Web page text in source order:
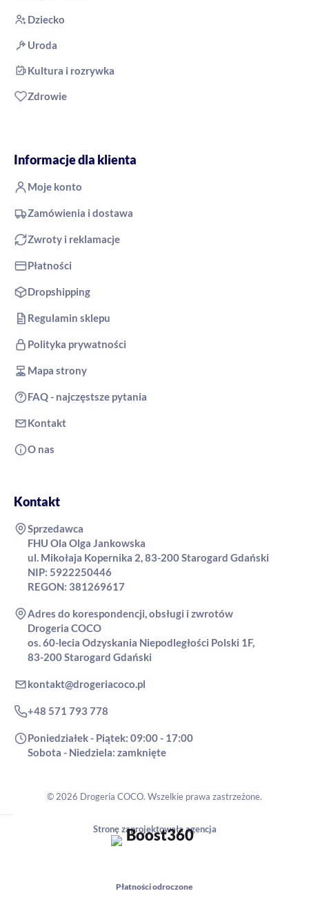
Dziecko
Uroda
Kultura i rozrywka
Zdrowie
Informacje dla klienta
Moje konto
Zamówienia i dostawa
Zwroty i reklamacje
Płatności
Dropshipping
Regulamin sklepu
Polityka prywatności
Mapa strony
FAQ - najczęstsze pytania
Kontakt
O nas
Kontakt
Sprzedawca
FHU Ola Olga Jankowska
ul. Mikołaja Kopernika 2, 83-200 Starogard Gdański
NIP: 5922250446
REGON: 381269617
Adres do korespondencji, obsługi i zwrotów
Drogeria COCO
os. 60-lecia Odzyskania Niepodległości Polski 1F,
83-200 Starogard Gdański
kontakt@drogeriacoco.pl
+48 571 793 778
Poniedziałek - Piątek: 09:00 - 17:00
Sobota - Niedziela: zamknięte
© 2026 Drogeria COCO. Wszelkie prawa zastrzeżone.
Stronę zaprojektowała agencja
Płatności odroczone